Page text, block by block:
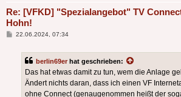
Re: [VFKD] "Spezialangebot" TV
Hohn!
Beitrag
22.06.2024, 07:34
berlin69er hat geschrieben:
Das hat etwas damit zu tun, wem die Anlage
Ändert nichts daran, dass ich einen VF
ohne Connect (genaugenommen heißt der